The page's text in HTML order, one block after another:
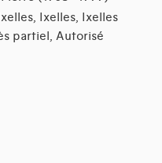
Ixelles, Ixelles
partiel, Autorisé